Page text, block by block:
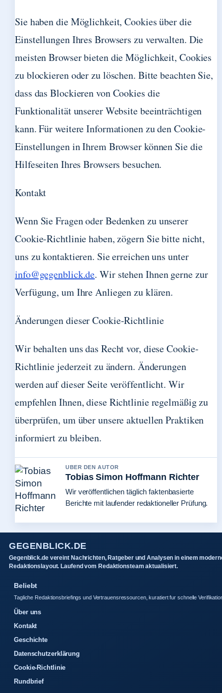
Sie haben die Möglichkeit, Cookies über die
Einstellungen Ihres Browsers zu verwalten. Die
meisten Browser bieten die Möglichkeit, Cookies
zu blockieren oder zu löschen. Bitte beachten Sie,
dass das Blockieren von Cookies die
Funktionalität unserer Website beeinträchtigen
kann. Für weitere Informationen zu den Cookie-
Einstellungen in Ihrem Browser können Sie die
Hilfeseiten Ihres Browsers besuchen.
Kontakt
Wenn Sie Fragen oder Bedenken zu unserer
Cookie-Richtlinie haben, zögern Sie bitte nicht,
uns zu kontaktieren. Sie erreichen uns unter
info@gegenblick.de. Wir stehen Ihnen gerne zur
Verfügung, um Ihre Anliegen zu klären.
Änderungen dieser Cookie-Richtlinie
Wir behalten uns das Recht vor, diese Cookie-
Richtlinie jederzeit zu ändern. Änderungen
werden auf dieser Seite veröffentlicht. Wir
empfehlen Ihnen, diese Richtlinie regelmäßig zu
überprüfen, um über unsere aktuellen Praktiken
informiert zu bleiben.
UBER DEN AUTOR
Tobias Simon Hoffmann Richter
Wir veröffentlichen täglich faktenbasierte
Berichte mit laufender redaktioneller Prüfung.
GEGENBLICK.DE
Gegenblick.de vereint Nachrichten, Ratgeber und Analysen in einem
Redaktionslayout. Laufend vom Redaktionsteam aktualisiert.
Beliebt
Tagliche Redaktionsbriefings und Vertrauensressourcen, kuratiert fur schnelle
Über uns
Kontakt
Geschichte
Datenschutzerklärung
Cookie-Richtlinie
Rundbrief